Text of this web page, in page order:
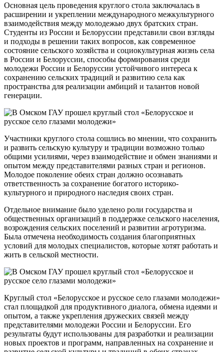
Основная цель проведения круглого стола заключалась в
расширении и укреплении международного межкультурного
взаимодействия между молодежью двух братских стран.
Студенты из России и Белоруссии представили свои взгляды
и подходы в решении таких вопросов, как современное
состояние сельского хозяйства и социокультурная жизнь села
в России и Белоруссии, способы формирования среди
молодежи России и Белоруссии устойчивого интереса к
сохранению сельских традиций и развитию села как
пространства для реализации амбиций и талантов новой
генерации.
Участники круглого стола сошлись во мнении, что сохранить
и развить сельскую культуру и традиции возможно только
общими усилиями, через взаимодействие и обмен знаниями и
опытом между представителями разных стран и регионов.
Молодое поколение обеих стран должно осознавать
ответственность за сохранение богатого историко-
культурного и природного наследия своих стран.
Отдельное внимание было уделено роли государства и
общественных организаций в поддержке сельского населения,
возрождения сельских поселений и развитии агротуризма.
Была отмечена необходимость создания благоприятных
условий для молодых специалистов, которые хотят работать и
жить в сельской местности.
Круглый стол «Белорусское и русское село глазами молодежи»
стал площадкой для продуктивного диалога, обмена идеями и
опытом, а также укрепления дружеских связей между
представителями молодежи России и Белоруссии. Его
результаты будут использованы для разработки и реализации
новых проектов и программ, направленных на сохранение и